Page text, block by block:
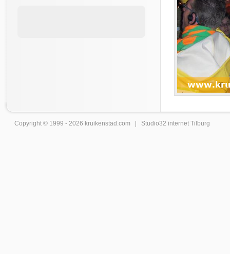
Copyright © 1999 - 2026 kruikenstad .com | Studio32 internet Tilburg